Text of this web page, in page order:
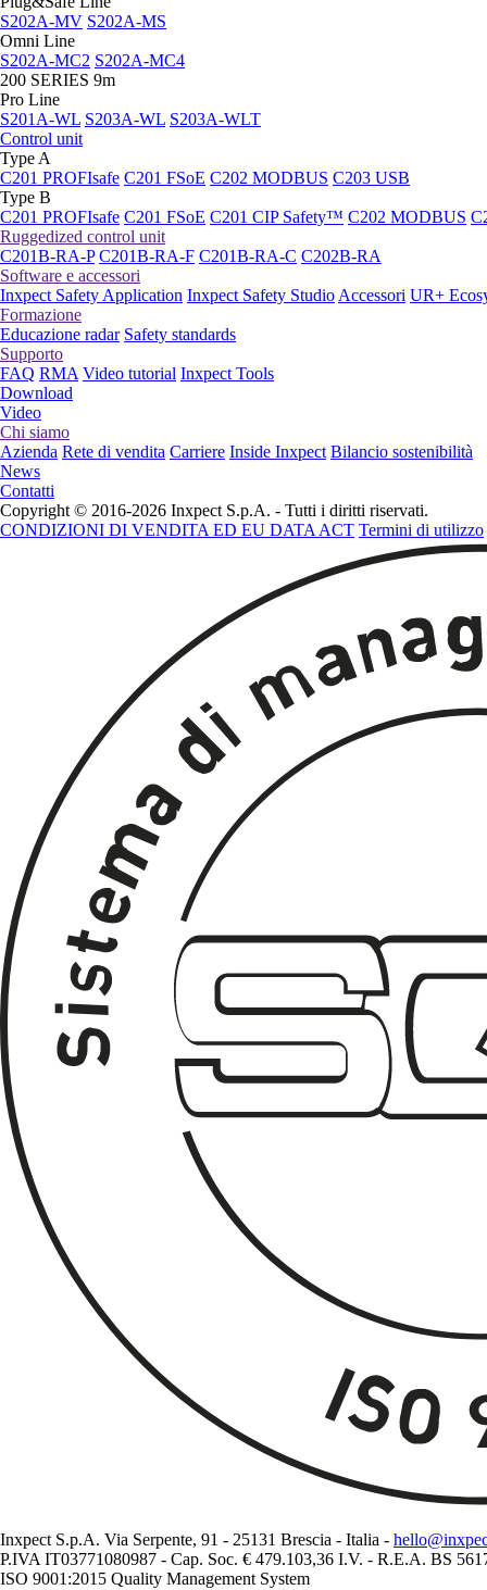
S202A-MV S202A-MS
Omni Line
S202A-MC2 S202A-MC4
200 SERIES 9m
Pro Line
S201A-WL S203A-WL S203A-WLT
Control unit
Type A
C201 PROFIsafe C201 FSoE C202 MODBUS C203 USB
Type B
C201 PROFIsafe C201 FSoE C201 CIP Safety™ C202 MODBUS
Ruggedized control unit
C201B-RA-P C201B-RA-F C201B-RA-C C202B-RA
Software e accessori
Inxpect Safety Application Inxpect Safety Studio Accessori UR+
Formazione
Educazione radar Safety standards
Supporto
FAQ RMA Video tutorial Inxpect Tools
Download
Video
Chi siamo
Azienda Rete di vendita Carriere Inside Inxpect Bilancio sostenibilità
News
Contatti
Copyright © 2016-2026 Inxpect S.p.A. - Tutti i diritti riservati.
CONDIZIONI DI VENDITA ED EU DATA ACT Termini di utilizzo
Inxpect S.p.A. Via Serpente, 91 - 25131 Brescia - Italia -
P.IVA IT03771080987 - Cap. Soc. € 479.103,36 I.V. - R.E.A. BS
ISO 9001:2015 Quality Management System